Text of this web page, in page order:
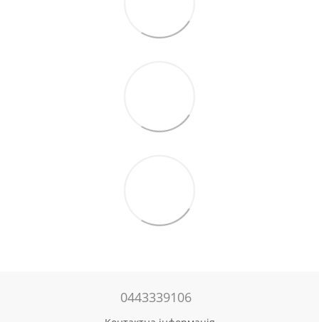
0443339106